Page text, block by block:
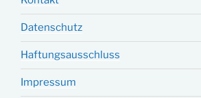
Datenschutz
Haftungsausschluss
Impressum